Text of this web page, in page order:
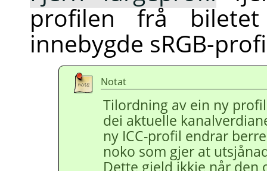
profilen frå
innebygde sRGB-
Notat
Tilordning av ein ny
dei aktuelle
ny ICC-profil endrar
noko som gjer at
Dette gjeld ikkje når den